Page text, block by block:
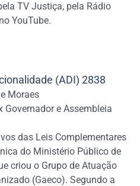
TV Justiça, pela Rádio
YouTube.
(ADI) 2838
Moraes
Governador e Assembleia
das Leis Complementares
do Ministério Público de
criou o Grupo de Atuação
(Gaeco). Segundo a